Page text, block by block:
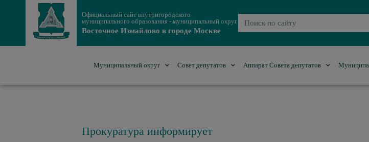
Официальный сайт внутригородского
муниципального образования - муниципальный округ
Восточное Измайлово в городе Москве
Муниципальный округ Совет депутатов Аппарат Совета депутатов
Прокуратура информирует